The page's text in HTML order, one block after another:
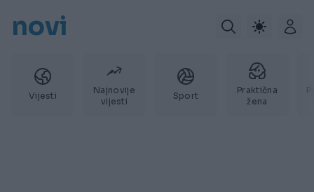
novi
Vijesti
Najnovije
vijesti
Sport
Praktična
žena